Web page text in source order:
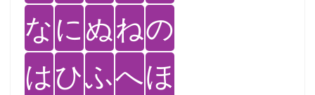
なにぬねの
はひふへほ